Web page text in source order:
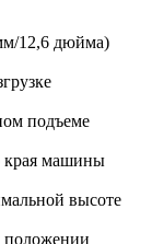
12,6 дюйма)
подъеме
края машины
высоте
положении